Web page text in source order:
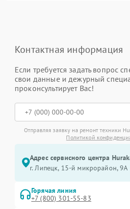
Контактная информация
Если требуется задать вопрос
свои данные и дежурный
проконсультирует Вас!
Отправляя заявку на ремонт техники
Политикой
Адрес сервисного центра
г. Липецк, 15-й микрорайон, 9А
Горячая линия
+7 (800) 301-55-83